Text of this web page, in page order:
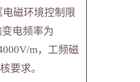
磁环境控制限
电频率为
m，工频磁
要求。